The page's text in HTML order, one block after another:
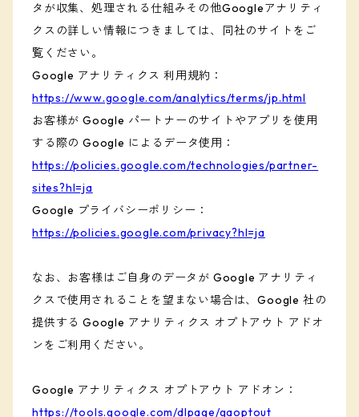
タが収集、処理される仕組みその他Googleアナリティ
クスの詳しい情報につきましては、同社のサイトをご
覧ください。
Google アナリティクス 利用規約：
https://www.google.com/analytics/terms/jp.html
お客様が Google パートナーのサイトやアプリを使用
する際の Google によるデータ使用：
https://policies.google.com/technologies/partner-
sites?hl=ja
Google プライバシーポリシー：
https://policies.google.com/privacy?hl=ja
なお、お客様はご自身のデータが Google アナリティ
クスで使用されることを望まない場合は、Google 社の
提供する Google アナリティクス オプトアウト アドオ
ンをご利用ください。
Google アナリティクス オプトアウト アドオン：
https://tools.google.com/dlpage/gaoptout